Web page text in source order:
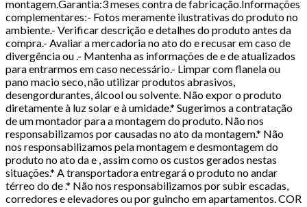
montagem.Garantia:3 meses contra de fabricação.Informações
complementares:- Fotos meramente ilustrativas do produto no
ambiente.- Verificar descrição e detalhes do produto antes da
compra.- Avaliar a mercadoria no ato do e recusar em caso de
divergência ou .- Mantenha as informações de e de atualizados
para entrarmos em caso necessário.- Limpar com flanela ou
pano macio seco, não utilizar produtos abrasivos,
desengordurantes, álcool ou solvente. Não expor o produto
diretamente à luz solar e à umidade.* Sugerimos a contratação
de um montador para a montagem do produto. Não nos
responsabilizamos por causadas no ato da montagem.* Não
nos responsabilizamos pela montagem e desmontagem do
produto no ato da e , assim como os custos gerados nestas
situações.* A transportadora entregará o produto no andar
térreo do de .* Não nos responsabilizamos por subir escadas,
corredores e elevadores ou por guincho em apartamentos. COR